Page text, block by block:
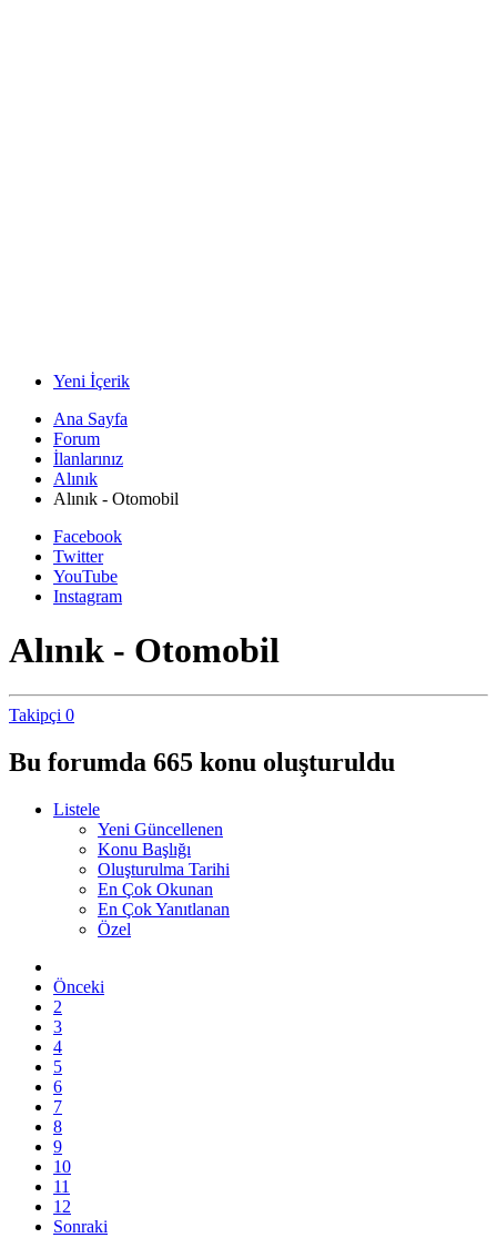
Yeni İçerik
Ana Sayfa
Forum
İlanlarınız
Alınık
Alınık - Otomobil
Facebook
Twitter
YouTube
Instagram
Alınık - Otomobil
Takipçi 0
Bu forumda 665 konu oluşturuldu
Listele
Yeni Güncellenen
Konu Başlığı
Oluşturulma Tarihi
En Çok Okunan
En Çok Yanıtlanan
Özel
Önceki
2
3
4
5
6
7
8
9
10
11
12
Sonraki